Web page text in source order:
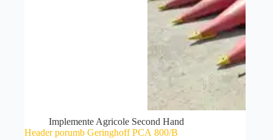
Implemente Agricole Second Hand
Header porumb Geringhoff PCA 800/B